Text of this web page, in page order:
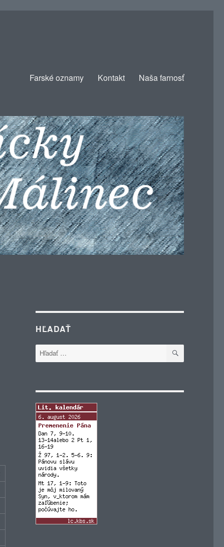
Farské oznamy Kontakt Naša farnosť
HĽADAŤ
Hľadať: